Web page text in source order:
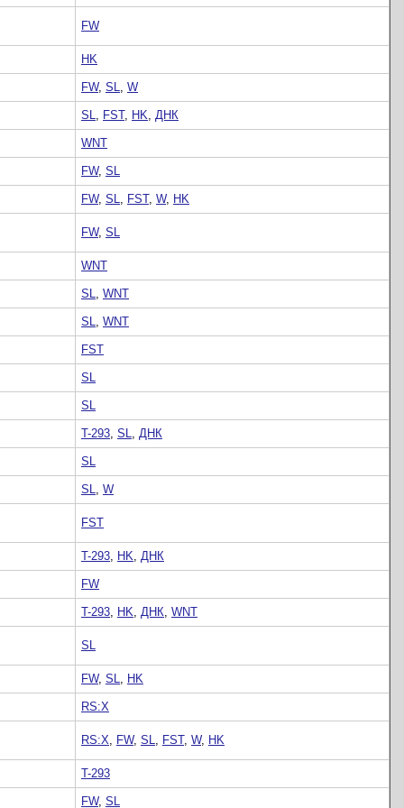
FW
HK
FW, SL, W
SL, FST, HK, ДНК
WNT
FW, SL
FW, SL, FST, W, HK
FW, SL
WNT
SL, WNT
SL, WNT
FST
SL
SL
T-293, SL, ДНК
SL
SL, W
FST
T-293, HK, ДНК
FW
T-293, HK, ДНК, WNT
SL
FW, SL, HK
RS:X
RS:X, FW, SL, FST, W, HK
T-293
FW, SL